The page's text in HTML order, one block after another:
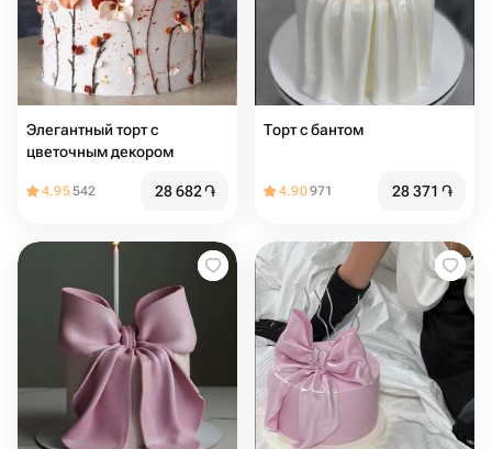
Элегантный торт с
цветочным декором
4.95542 28 682֏
Торт с бантом
4.90971 28 371 ֏